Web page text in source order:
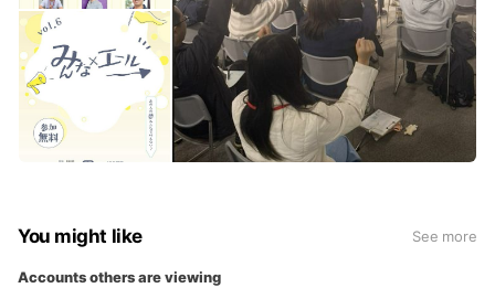
You might like See more
Accounts others are viewing